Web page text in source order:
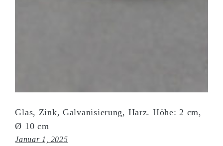
Glas, Zink, Galvanisierung, Harz. Höhe: 2 cm,
Ø 10 cm
Januar 1, 2025